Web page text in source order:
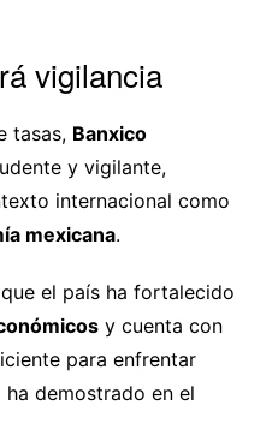
vigilancia
tasas, Banxico
y vigilante,
internacional como
mexicana.
el país ha fortalecido
y cuenta con
para enfrentar
demostrado en el